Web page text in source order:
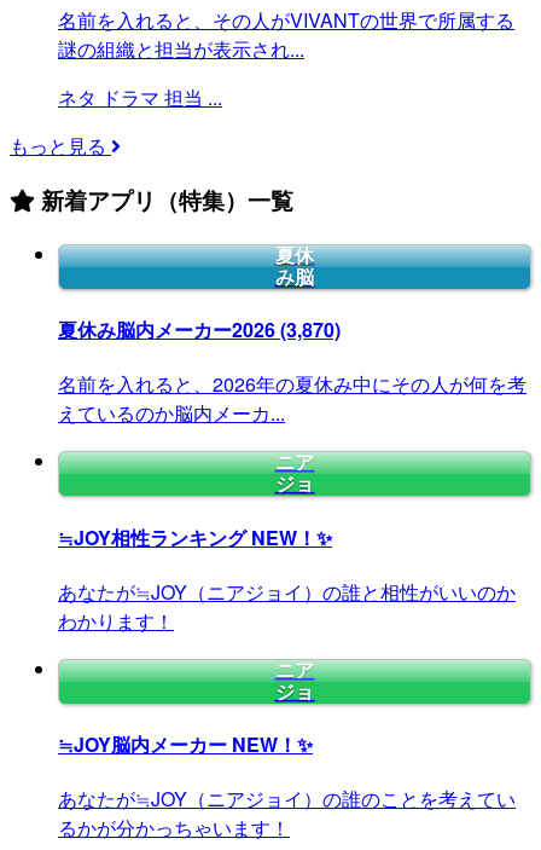
名前を入れると、その人がVIVANTの世界で所属する
謎の組織と担当が表示され...
ネタ ドラマ 担当 ...
もっと見る
新着アプリ（特集）一覧
夏休
み脳
夏休み脳内メーカー2026(3,870)
名前を入れると、2026年の夏休み中にその人が何を考
えているのか脳内メーカ...
ニア
ジョ
≒JOY相性ランキングNEW！✨
あなたが≒JOY（ニアジョイ）の誰と相性がいいのか
わかります！
ニア
ジョ
≒JOY脳内メーカー NEW！✨
あなたが≒JOY（ニアジョイ）の誰のことを考えてい
るかが分かっちゃいます！